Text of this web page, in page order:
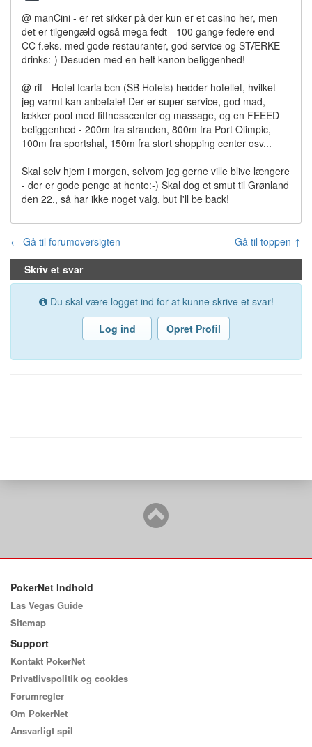
@ manCini - er ret sikker på der kun er et casino her, men
det er tilgengæld også mega fedt - 100 gange federe end
CC f.eks. med gode restauranter, god service og STÆRKE
drinks:-) Desuden med en helt kanon beliggenhed!
@ rif - Hotel Icaria bcn (SB Hotels) hedder hotellet, hvilket
jeg varmt kan anbefale! Der er super service, god mad,
lækker pool med fittnesscenter og massage, og en FEEED
beliggenhed - 200m fra stranden, 800m fra Port Olimpic,
100m fra sportshal, 150m fra stort shopping center osv...
Skal selv hjem i morgen, selvom jeg gerne ville blive længere
- der er gode penge at hente:-) Skal dog et smut til Grønland
den 22., så har ikke noget valg, but I'll be back!
← Gå til forumoversigten
Gå til toppen ↑
Skriv et svar
Du skal være logget ind for at kunne skrive et svar!
Log ind
Opret Profil
PokerNet Indhold
Las Vegas Guide
Sitemap
Support
Kontakt PokerNet
Privatlivspolitik og cookies
Forumregler
Om PokerNet
Ansvarligt spil